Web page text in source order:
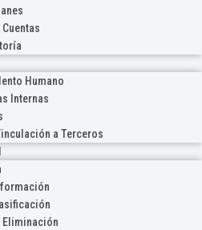
Humano
Internas
a Terceros
Eliminación